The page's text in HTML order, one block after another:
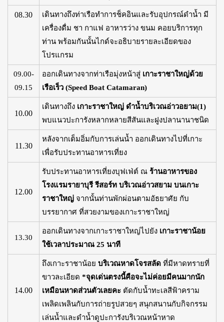
08.30
เดินทางถึงท่าเรือทำการช็คอินและรับอุปกรณ์ดำน้ำ มี
เครื่องดื่ม ชา กาแฟ อาหารว่าง ขนม คอยบริการทุก
ท่าน พร้อมกันนั้นไกด์จะอธิบายรายละเอียดของ
โปรแกรม
09.00-
09.15
ออกเดินทางจากท่าเรือมุ่งหน้าสู่ เกาะราชาใหญ่ด้วย
เรือเร็ว (Speed Boat Catamaran)
10.00
เดินทางถึง เกาะราชาใหญ่ ดำน้ำบริเวณอ่าวอยาม(1)
พบแนวปะการังหลากหลายสีสันและฝูงปลานานาชนิด
11.30
หลังจากเต็มอิ่มกับการเล่นน้ำ ออกเดินทางไปที่เกาะ
เพื่อรับประทานอาหารเที่ยง
12.00
รับประทานอาหารเที่ยงบุฟเฟ่ต์ ณ ร้านอาหารของ
โรงแรมรายาบุรี รีสอร์ท บริเวณอ่าวสยาม บนเกาะ
ราชาใหญ่ จากนั้นท่านพักผ่อนตามอัธยาศัย กับ
บรรยากาศ ที่สวยงามของเกาะราชาใหญ่
13.30
ออกเดินทางจากเกาะราชาใหญ่ไปยัง เกาะราชาน้อย
ใช้เวลาประมาณ 25 นาที
14.00
ถึงเกาะราชาน้อย บริเวณหาดโจรสลัด ที่มีหาดทรายที่
ขาวละเอียด *จุดเด่นตรงนี้คือจะไม่ค่อยมีคนมากนัก
เหมือนหาดส่วนตัวเลยคะ ตัดกับน้ำทะเลสีฟ้าคราม
เพลิดเพลินกับการถ่ายรูปสวยๆ สนุกสนานกับกิจกรรม
เล่นน้ำและดำน้ำดูปะการังบริเวณหน้าหาด